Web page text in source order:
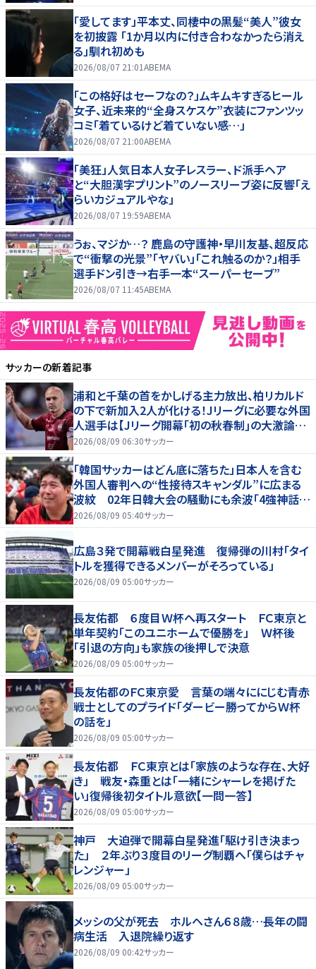
「愛してます」平本丈、同棲中の黒髪“美人”彼女
を初披露 「1か月以内に付き合わなかったら消え
る」馴れ初めも
2026/08/07 21:01ABEMA
「この格好はセーフなの？」ムキムキすぎるヒール
女子、近未来的“全身スケスケ”衣装にファンツッ
コミ「着ているけど着ていない感…」
2026/08/07 21:00ABEMA
「美狂」人気日本人女子レスラー、ド派手ヘア
と“大胆漢字プリント”のノースリーブ姿に反響「え
らいカジュアルやな」
2026/08/07 19:59ABEMA
うぉ、マジか…？ 鹿島の守護神・早川友基、超反応
で“衝撃の光景”「ヤバい」「これ触るのか？」相手
選手ドン引き→右手一本“スーパーセーブ”
2026/08/07 11:45ABEMA
サッカーの新着記事
浦和と千葉の首をかしげる主力放出、柏リカルド
の下で新加入2人が化ける！Jリーグに必要な外国
人選手は【Jリーグ開幕｢初の秋春制｣の大激論】
(4)
2026/08/09 06:30サッカー
「韓国サッカーはどん底に落ちた」日本人を含む
外国人審判への“性接待スキャンダル”に広まる
波紋 02年日韓大会の騒動にも余波「4強神話も
疑われる」
2026/08/09 05:40サッカー
広島３発で開幕戦白星発進 復帰弾の川村「タイ
トルを獲得できるメンバーがそろっている」
2026/08/09 05:00サッカー
長友佑都 ６度目Ｗ杯へ再スタート ＦＣ東京と
単年契約「このユニホームで優勝を」 Ｗ杯後
「引退の方向」も家族の後押しで決意
2026/08/09 05:00サッカー
長友佑都のＦＣ東京愛 言葉の端々ににじむ青赤
戦士としてのプライド「ダービー勝ってからＷ杯
の話を」
2026/08/09 05:00サッカー
長友佑都 ＦＣ東京とは「家族のような存在、大好
き」 戦友・森重とは「一緒にシャーレを掲げた
い」復帰後初タイトル意欲【一問一答】
2026/08/09 05:00サッカー
神戸 大迫弾で開幕白星発進「駆け引き決まっ
た」 ２年ぶり３度目のリーグ制覇へ「僕らはチャ
レンジャー」
2026/08/09 05:00サッカー
メッシの父が死去 ホルヘさん６８歳…長年の闘
病生活 入退院繰り返す
2026/08/09 00:42サッカー